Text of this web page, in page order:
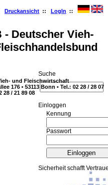
Druckansicht :: LogIn ::
- Deutscher Vieh-
und Fleischwirtschaft
176 • 53113 Bonn • Tel.: 02 28 / 28 07
28 / 21 89 08
Suche
Ein­log­gen
Kennung
Passwort
Sicherheit schafft